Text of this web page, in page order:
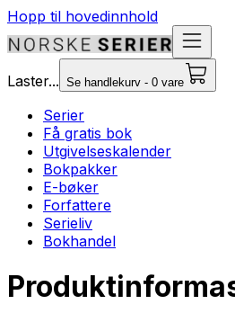
Hopp til hovedinnhold
Laster... Se handlekurv - 0 vare
Serier
Få gratis bok
Utgivelseskalender
Bokpakker
E-bøker
Forfattere
Serieliv
Bokhandel